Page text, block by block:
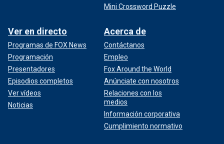
Mini Crossword Puzzle
Ver en directo
Programas de FOX News
Programación
Presentadores
Episodios completos
Ver vídeos
Noticias
Acerca de
Contáctanos
Empleo
Fox Around the World
Anúnciate con nosotros
Relaciones con los
medios
Información corporativa
Cumplimiento normativo